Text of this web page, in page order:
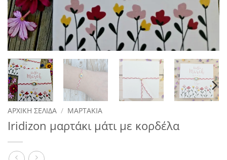
ΑΡΧΙΚΉ ΣΕΛΊΔΑ / ΜΑΡΤΆΚΙΑ
Iridizon μαρτάκι μάτι με κορδέλα